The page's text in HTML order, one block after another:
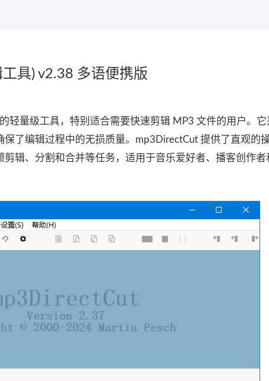
具) v2.38 多语便携版
轻量级工具，特别适合需要快速剪辑 MP3 文件的用户。
了编辑过程中的无损质量。mp3DirectCut 提供了直观的
辑、分割和合并等任务，适用于音乐爱好者、播客创作者